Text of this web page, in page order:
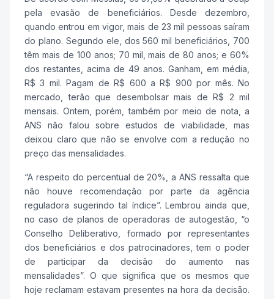
pela evasão de beneficiários. Desde dezembro,
quando entrou em vigor, mais de 23 mil pessoas saíram
do plano. Segundo ele, dos 560 mil beneficiários, 700
têm mais de 100 anos; 70 mil, mais de 80 anos; e 60%
dos restantes, acima de 49 anos. Ganham, em média,
R$ 3 mil. Pagam de R$ 600 a R$ 900 por mês. No
mercado, terão que desembolsar mais de R$ 2 mil
mensais. Ontem, porém, também por meio de nota, a
ANS não falou sobre estudos de viabilidade, mas
deixou claro que não se envolve com a redução no
preço das mensalidades.
“A respeito do percentual de 20%, a ANS ressalta que
não houve recomendação por parte da agência
reguladora sugerindo tal índice”. Lembrou ainda que,
no caso de planos de operadoras de autogestão, “o
Conselho Deliberativo, formado por representantes
dos beneficiários e dos patrocinadores, tem o poder
de participar da decisão do aumento nas
mensalidades”. O que significa que os mesmos que
hoje reclamam estavam presentes na hora da decisão.